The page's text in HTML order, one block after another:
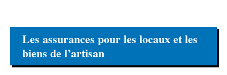
Les assurances pour les locaux et les
biens de l’artisan